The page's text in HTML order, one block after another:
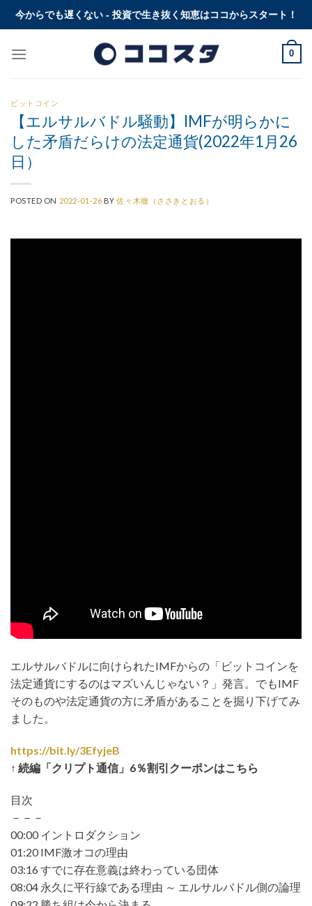
Skip今からでも遅くない - 投資で生き抜く知恵はココからスタート！
0
ビットコイン
【エルサルバドル騒動】IMFが明らかに
した矛盾だらけの法定通貨(2022年1月26
日）
POSTED ON 2022-01-26 BY佐々木徹（ささきとおる）
エルサルバドルに向けられたIMFからの「ビットコインを
法定通貨にするのはマズいんじゃない？」発言。でもIMF
そのものや法定通貨の方に矛盾があることを掘り下げてみ
ました。
https://bit.ly/3EfyjeB
↑ 続編「クリプト通信」6％割引クーポンはこちら
目次
－－－
00:00 イントロダクション
01:20 IMF激オコの理由
03:16 すでに存在意義は終わっている団体
08:04 永久に平行線である理由 ～ エルサルバドル側の論理